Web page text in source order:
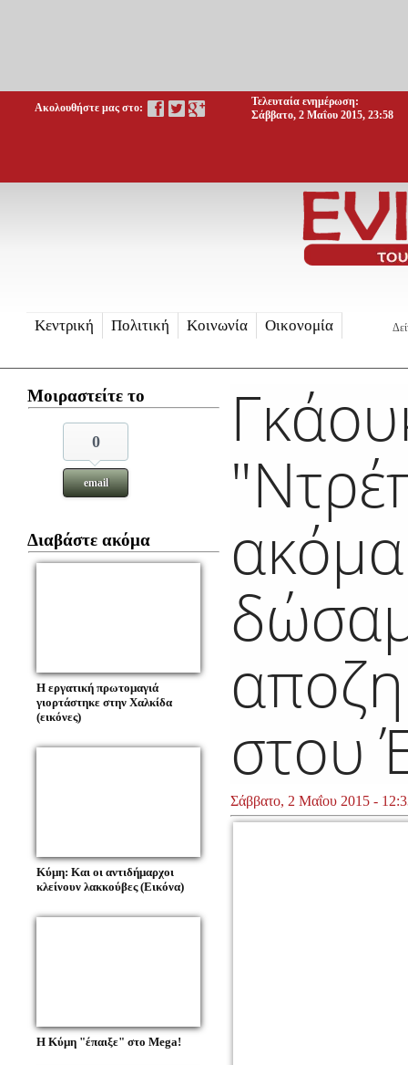
Ακολουθήστε μας στο:
Τελευταία ενημέρωση:
Σάββατο, 2 Μαΐου 2015, 23:58
Κεντρική Πολιτική Κοινωνία Οικονομία
Μοιραστείτε το
0
email
Διαβάστε ακόμα
Η εργατική πρωτομαγιά
γιορτάστηκε στην Χαλκίδα
(εικόνες)
Κύμη: Και οι αντιδήμαρχοι
κλείνουν λακκούβες (Εικόνα)
Η Κύμη "έπαιξε" στο Mega!
στου
Σάββατο, 2 Μαΐου 2015 -